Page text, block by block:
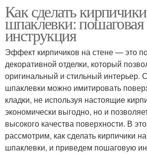
Как сделать
шпаклевки: пошаговая
инструкция
Эффект кирпичиков на стене — это
декоративной отделки, который
оригинальный и стильный
шпаклевки можно имитировать
кладки, не используя настоящие
экономически выгодно, но и
высокого качества поверхности. В
рассмотрим, как сделать кирпичики
шпаклевки, и приведем пошаговую